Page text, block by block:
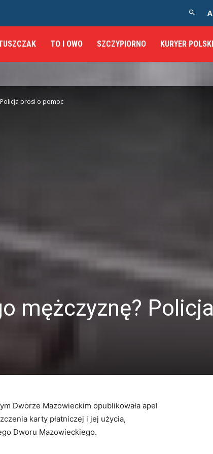
TO I OWO SZCZYPIORNO KURYER
prosi o pomoc
mężczyznę?
Dworze Mazowieckim opublikowała apel
karty płatniczej i jej użycia,
Dworu Mazowieckiego.